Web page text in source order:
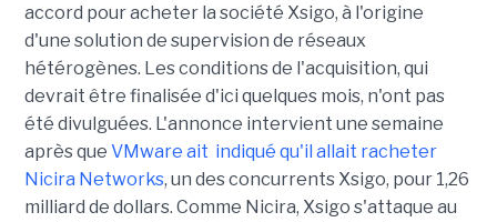
accord pour acheter la société Xsigo, à l'origine
d'une solution de supervision de réseaux
hétérogènes. Les conditions de l'acquisition, qui
devrait être finalisée d'ici quelques mois, n'ont pas
été divulguées. L'annonce intervient une semaine
après que VMware ait indiqué qu'il allait racheter
Nicira Networks, un des concurrents Xsigo, pour 1,26
milliard de dollars. Comme Nicira, Xsigo s'attaque au